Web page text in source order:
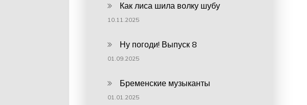
Как лиса шила волку шубу
10.11.2025
Ну погоди! Выпуск 8
01.09.2025
Бременские музыканты
01.01.2025